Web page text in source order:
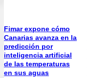
Fimar expone cómo
Canarias avanza en la
predicción por
inteligencia artificial
de las temperaturas
en sus aguas